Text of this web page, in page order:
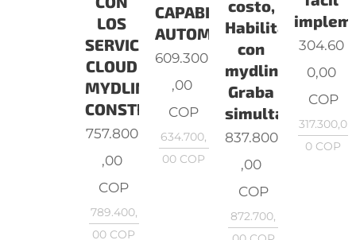
LOS
SERVICIOS
CLOUD
MYDLINK,
CONSTRUIDA
757.800
,00
COP
789.400,
00 COP
CAPABILITIES,
AUTOMATI
609.300
,00
COP
634.700,
00 COP
costo,
Habilitado
con
mydlink™,
Graba
simultánea
837.800
,00
COP
872.700,
304.60
0,00
COP
317.300,0
0 COP